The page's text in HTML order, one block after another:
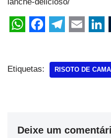
Etiquetas: RISOTO DE
Deixe um